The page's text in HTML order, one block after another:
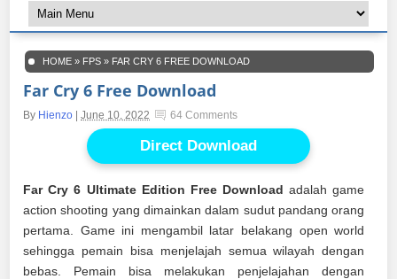
HOME » FPS » FAR CRY 6 FREE DOWNLOAD
Far Cry 6 Free Download
By Hienzo |June 10, 2022 64 Comments
Direct Download
Far Cry 6 Ultimate Edition Free Download adalah game
action shooting yang dimainkan dalam sudut pandang orang
pertama. Game ini mengambil latar belakang open world
sehingga pemain bisa menjelajah semua wilayah dengan
bebas. Pemain bisa melakukan penjelajahan dengan